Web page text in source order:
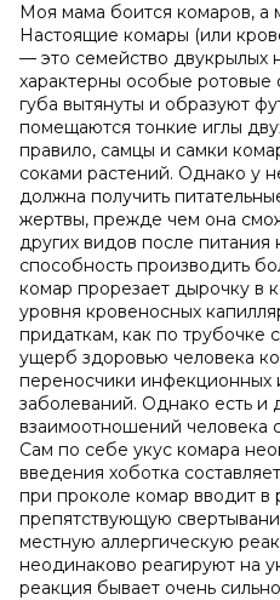
Моя мама боится комаров, а
Настоящие комары (или
— это семейство двукрылых
характерны особые ротовые
губа вытянуты и образуют
помещаются тонкие иглы
правило, самцы и самки
соками растений. Однако у
должна получить
жертвы, прежде чем она
других видов после
способность производить
комар прорезает дырочку в
уровня кровеносных
придаткам, как по трубочке
ущерб здоровью человека
переносчики инфекционных
заболеваний. Однако есть и
взаимоотношений человека
Сам по себе укус комара
введения хоботка
при проколе комар вводит в
препятствующую
местную аллергическую
неодинаково реагируют на
реакция бывает очень